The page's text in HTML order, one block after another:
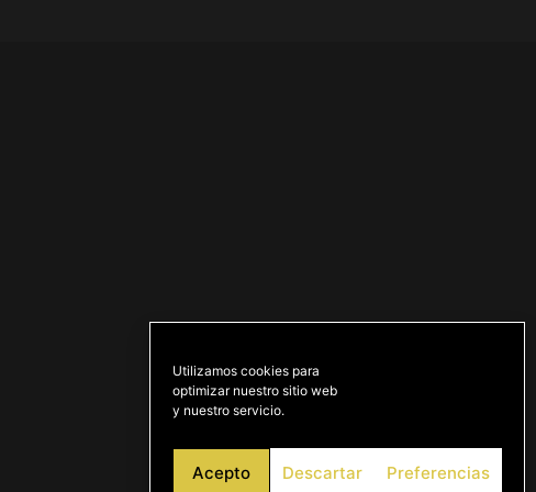
Utilizamos cookies para
optimizar nuestro sitio web
y nuestro servicio.
Acepto Descartar Preferencias